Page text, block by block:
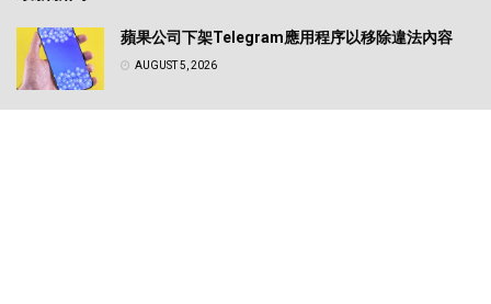
蘋果公司下架Telegram應用程序以移除違法內容
AUGUST 5, 2026